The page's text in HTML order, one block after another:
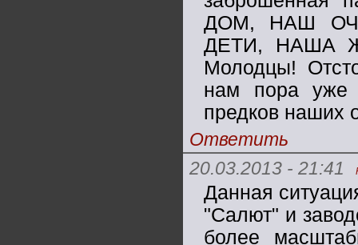
ДОМ, НАШ
ДЕТИ, НАША
Молодцы!
нам пора уже
предков наших
Ответить
20.03.2013 - 21:41
Данная
"Салют" и
более